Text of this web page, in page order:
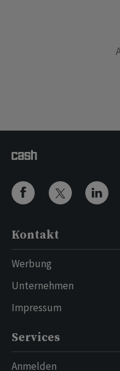
Kontakt
Werbung
Unternehmen
Impressum
Services
Anmelden